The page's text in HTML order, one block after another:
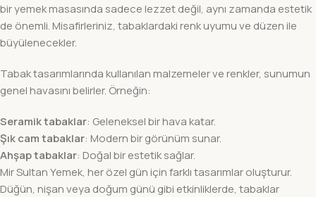
bir yemek masasında sadece lezzet değil, aynı zamanda estetik
de önemli. Misafirleriniz, tabaklardaki renk uyumu ve düzen ile
büyülenecekler.
Tabak tasarımlarında kullanılan malzemeler ve renkler, sunumun
genel havasını belirler. Örneğin:
Seramik tabaklar: Geleneksel bir hava katar.
Şık cam tabaklar: Modern bir görünüm sunar.
Ahşap tabaklar: Doğal bir estetik sağlar.
Mir Sultan Yemek, her özel gün için farklı tasarımlar oluşturur.
Düğün, nişan veya doğum günü gibi etkinliklerde, tabaklar